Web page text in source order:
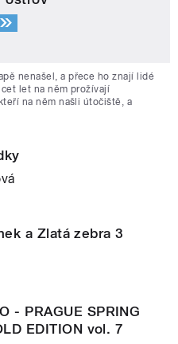
nenašel, a přece ho znají lidé
let na něm prožívají
na něm našli útočiště, a
a Zlatá zebra 3
- PRAGUE SPRING
EDITION vol. 7